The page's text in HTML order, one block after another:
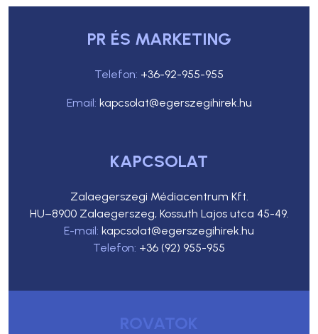
PR ÉS MARKETING
Telefon: +36-92-955-955
Email: kapcsolat@egerszegihirek.hu
KAPCSOLAT
Zalaegerszegi Médiacentrum Kft.
HU–8900 Zalaegerszeg, Kossuth Lajos utca 45-49.
E-mail: kapcsolat@egerszegihirek.hu
Telefon: +36 (92) 955-955
ROVATOK